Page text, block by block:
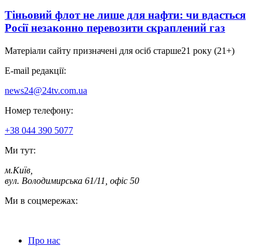
Тіньовий флот не лише для нафти: чи вдасться
Росії незаконно перевозити скраплений газ
Матеріали сайту призначені для осіб старше21 року (21+)
E-mail редакції:
news24@24tv.com.ua
Номер телефону:
+38 044 390 5077
Ми тут:
м.Київ
вул. Володимирська 61/11, офіс 50
Ми в соцмережах:
Про нас